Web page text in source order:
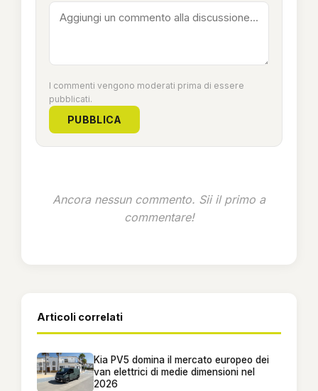
I commenti vengono moderati prima di essere
pubblicati.
PUBBLICA
Ancora nessun commento. Sii il primo a
commentare!
Articoli correlati
Kia PV5 domina il mercato europeo dei
van elettrici di medie dimensioni nel
2026